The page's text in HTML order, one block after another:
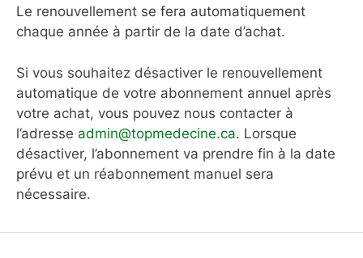
Le renouvellement se fera automatiquement
chaque année à partir de la date d’achat.
Si vous souhaitez désactiver le renouvellement
automatique de votre abonnement annuel après
votre achat, vous pouvez nous contacter à
l’adresse admin@topmedecine.ca. Lorsque
désactiver, l’abonnement va prendre fin à la date
prévu et un réabonnement manuel sera
nécessaire.